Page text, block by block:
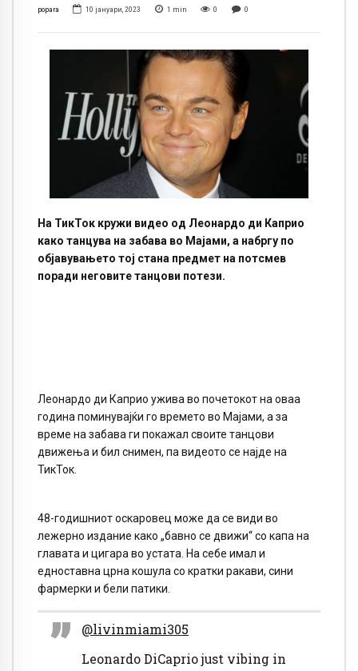
popara 10 јануари, 2023 1 min 0 0
На ТикТок кружи видео од Леонардо ди Каприо
како танцува на забава во Мајами, а набргу по
објавувањето тој стана предмет на потсмев
поради неговите танцови потези.
Леонардо ди Каприо ужива во почетокот на оваа
година поминувајќи го времето во Мајами, а за
време на забава ги покажал своите танцови
движења и бил снимен, па видеото се најде на
ТикТок.
48-годишниот оскаровец може да се види во
лежерно издание како „бавно се движи“ со капа на
главата и цигара во устата. На себе имал и
едноставна црна кошула со кратки ракави, сини
фармерки и бели патики.
@livinmiami305
Leonardo DiCaprio just vibing in